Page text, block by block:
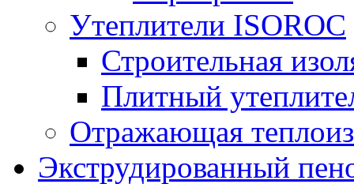
Утеплители ISOROC
Строительная
Плитный
Отражающая
Экструдированный